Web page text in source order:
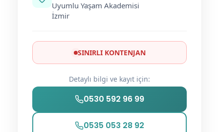
Uyumlu Yaşam Akademisi
İzmir
SINIRLI KONTENJAN
Detaylı bilgi ve kayıt için:
0530 592 96 99
0535 053 28 92